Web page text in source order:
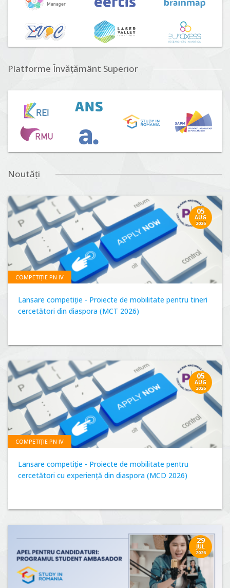
Lansare:01 Septembrie 2026
Platforme Învățământ Superior
Noutăți
05
AUG
2026
COMPETIȚIE PN IV
Lansare competiție - Proiecte de mobilitate pentru tineri
cercetători din diaspora (MCT 2026)
05
AUG
2026
COMPETIȚIE PN IV
Lansare competiție - Proiecte de mobilitate pentru
cercetători cu experiență din diaspora (MCD 2026)
29
JUL
2026